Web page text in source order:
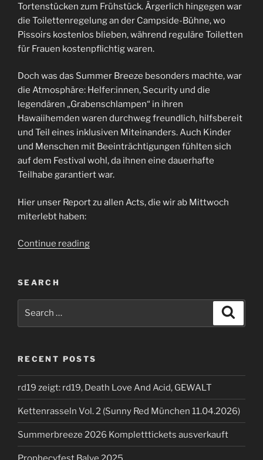
Tortenstücken zum Frühstück. Ärgerlich hingegen war
die Toilettenregelung an der Campside-Bühne, wo
Pissoirs kostenlos blieben, während reguläre Toiletten
für Frauen kostenpflichtig waren.
Doch was das Summer Breeze besonders machte, war
die Atmosphäre: Helfer:innen, Security und die
legendären „Grabenschlampen“ in ihren
Hawaiihemden waren durchweg freundlich, hilfsbereit
und Teil eines inklusiven Miteinanders. Auch Kinder
und Menschen mit Beeinträchtigungen fühlten sich
auf dem Festival wohl, da ihnen eine dauerhafte
Teilhabe garantiert war.
Hier unser Report zu allen Acts, die wir ab Mittwoch
miterlebt haben:
Continue reading“Summerbreeze
SEARCH
RECENT POSTS
rd19 zeigt: rd19, Death Love And Acid, GEWALT
Kettenrasseln Vol. 2 (Sunny Red München 11.04.2026)
Summerbreeze 2026 Kompletttickets ausverkauft